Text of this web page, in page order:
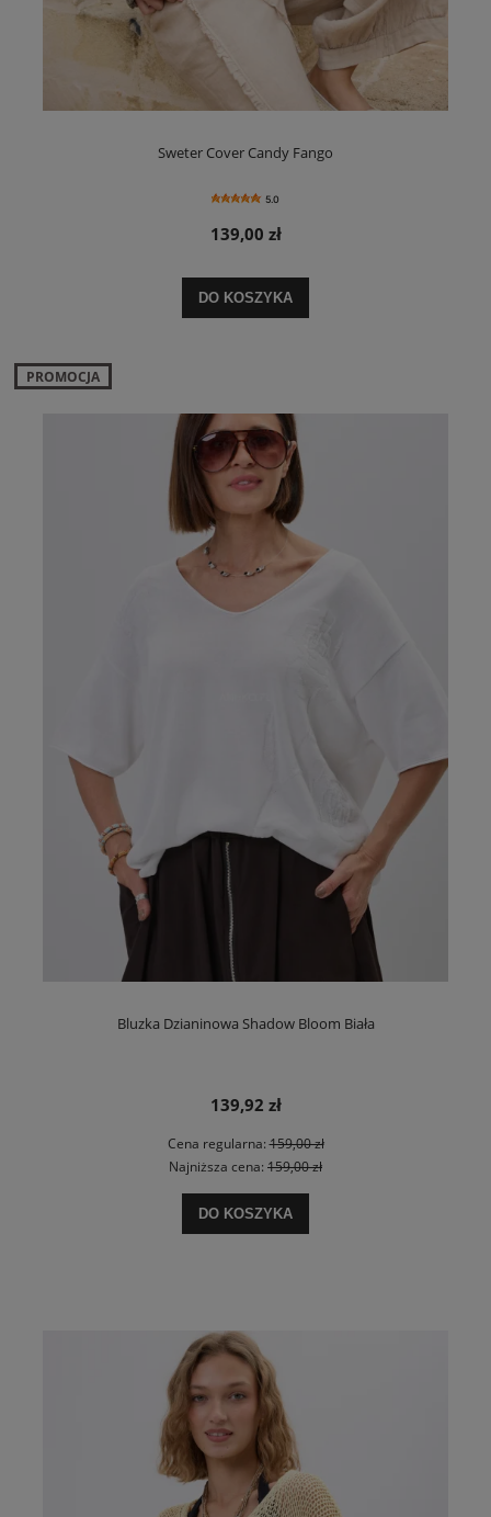
Sweter Cover Candy Fango
5.0
139,00 zł
DO KOSZYKA
Bluzka Dzianinowa Shadow Bloom Biała
139,92 zł
Cena regularna:159,00 zł
Najniższa cena: 159,00 zł
DO KOSZYKA
PROMOCJA